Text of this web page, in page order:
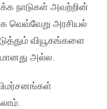
நாடுகள் அவற்றின்
வெவ்வேறு அரசியல்
வியூகங்களை
அல்ல.